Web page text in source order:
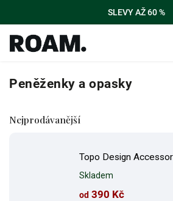
SLEVY AŽ 60 %
Peněženky a opasky
Nejprodávanější
Topo Design
Skladem
od 390 Kč